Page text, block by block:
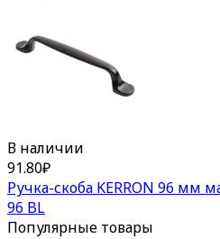
В наличии
91.80₽
Ручка-скоба KERRON 96 мм
96 BL
Популярные товары